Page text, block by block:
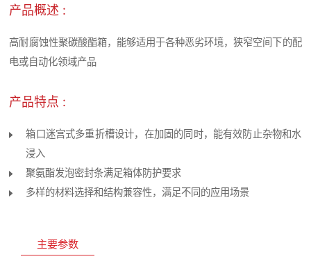
产品概述 :
高耐腐蚀性聚碳酸酯箱，能够适用于各种恶劣环境，狭窄空间下的配
电或自动化领域产品
产品特点 :
箱口迷宫式多重折槽设计，在加固的同时，能有效防止杂物和水
浸入
聚氨酯发泡密封条满足箱体防护要求
多样的材料选择和结构兼容性，满足不同的应用场景
主要参数